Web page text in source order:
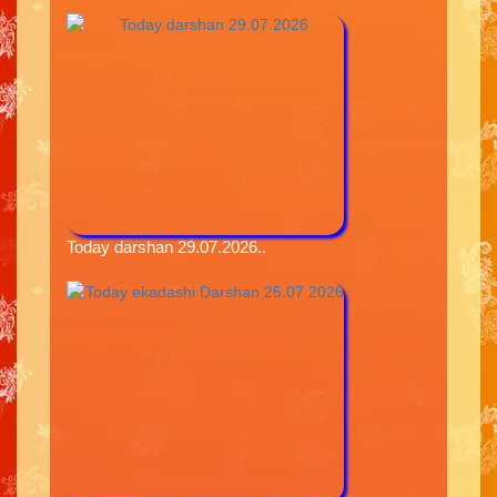
Today darshan 29.07.2026..